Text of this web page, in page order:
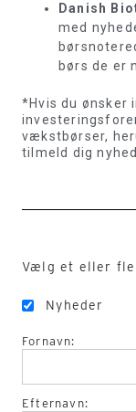
Danish
med
børs de er
*Hvis du ønsker
vækstbørser,
tilmeld dig
Vælg et eller
Nyheder
Fornavn:
Efternavn: